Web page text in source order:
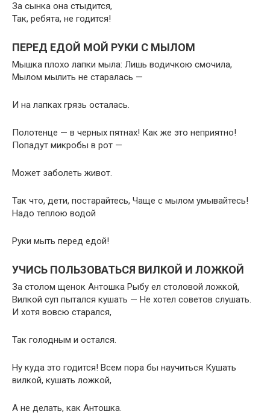
За сынка она стыдится,
Так, ребята, не годится!
ПЕРЕД ЕДОЙ МОЙ РУКИ С МЫЛОМ
Мышка плохо лапки мыла: Лишь водичкою смочила,
Мылом мылить не старалась —
И на лапках грязь осталась.
Полотенце — в черных пятнах! Как же это неприятно!
Попадут микробы в рот —
Может заболеть живот.
Так что, дети, постарайтесь, Чаще с мылом умывайтесь!
Надо теплою водой
Руки мыть перед едой!
УЧИСЬ ПОЛЬЗОВАТЬСЯ ВИЛКОЙ И ЛОЖКОЙ
За столом щенок Антошка Рыбу ел столовой ложкой,
Вилкой суп пытался кушать — Не хотел советов слушать.
И хотя вовсю старался,
Так голодным и остался.
Ну куда это годится! Всем пора бы научиться Кушать
вилкой, кушать ложкой,
А не делать, как Антошка.